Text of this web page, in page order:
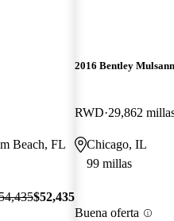
Beach, FL
$52,435
2016 Bentley
RWD 29,862
Chicago, IL
99 millas
Buena oferta